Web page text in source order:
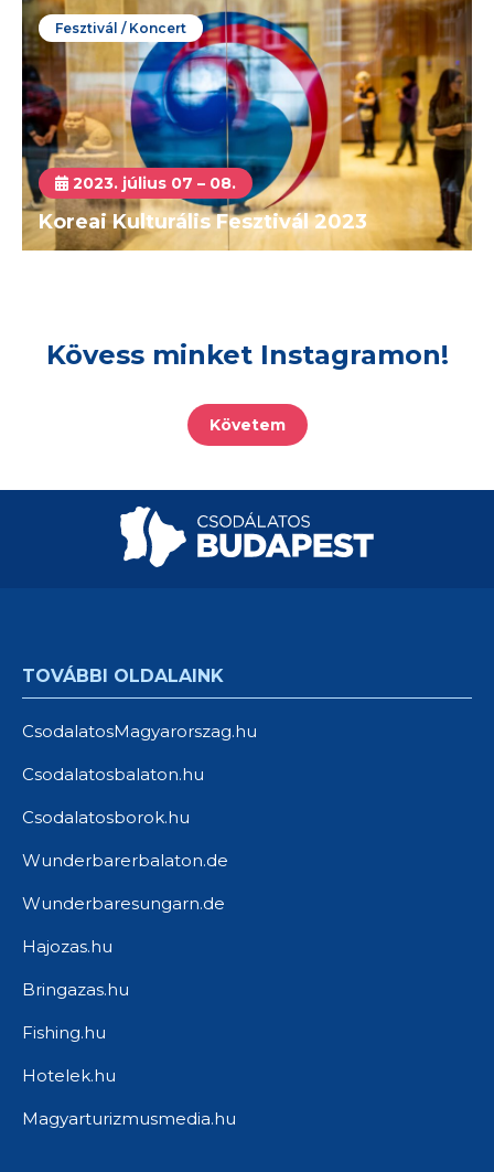
Fesztivál / Koncert
2023. július 07 – 08.
Koreai Kulturális Fesztivál 2023
Kövess minket Instagramon!
Követem
TOVÁBBI OLDALAINK
CsodalatosMagyarorszag.hu
Csodalatosbalaton.hu
Csodalatosborok.hu
Wunderbarerbalaton.de
Wunderbaresungarn.de
Hajozas.hu
Bringazas.hu
Fishing.hu
Hotelek.hu
Magyarturizmusmedia.hu